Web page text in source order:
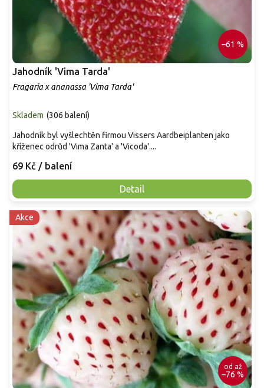
–61 %
Jahodník 'Vima Tarda'
Fragaria x ananassa 'Vima Tarda'
Skladem (306 balení)
69 Kč / balení
Detail
Jahodník byl vyšlechtěn firmou Vissers Aardbeiplanten jako
kříženec odrůd 'Vima Zanta' a 'Vicoda'....
Akce
od až
–76 %